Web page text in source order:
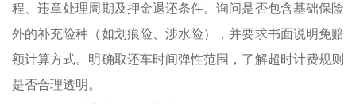
程、违章处理周期及押金退还条件。询问是否包含基础保险
外的补充险种（如划痕险、涉水险），并要求书面说明免赔
额计算方式。明确取还车时间弹性范围，了解超时计费规则
是否合理透明。